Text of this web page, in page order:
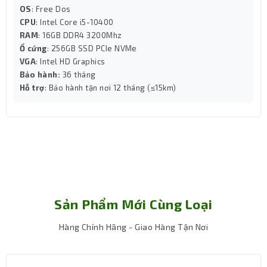
chuyên nghiệp.
OS: Free Dos
CPU: Intel Core i5-10400
RAM: 16GB DDR4 3200Mhz
Ổ cứng: 256GB SSD PCIe NVMe
VGA: Intel HD Graphics
Bảo hành: 36 tháng
Hỗ trợ: Bảo hành tận nơi 12 tháng (≤15km)
Sản Phẩm Mới Cùng Loại
Hàng Chính Hãng - Giao Hàng Tận Nơi